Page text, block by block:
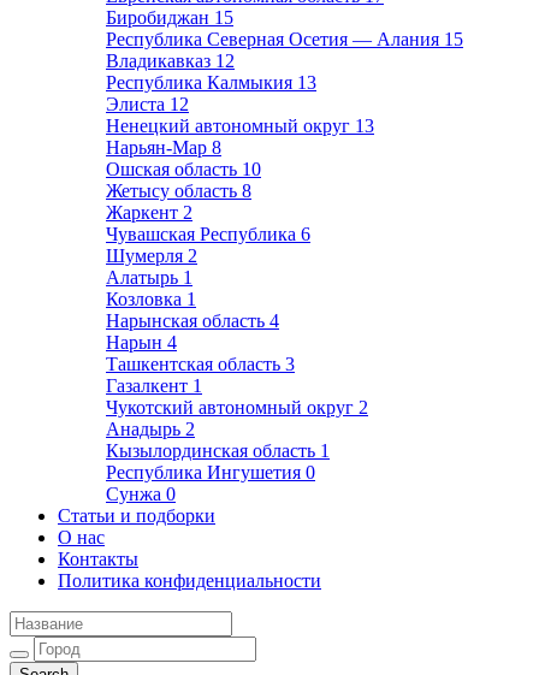
Биробиджан 15
Республика Северная Осетия — Алания 15
Владикавказ 12
Республика Калмыкия 13
Элиста 12
Ненецкий автономный округ 13
Нарьян-Мар 8
Ошская область 10
Жетысу область 8
Жаркент 2
Чувашская Республика 6
Шумерля 2
Алатырь 1
Козловка 1
Нарынская область 4
Нарын 4
Ташкентская область 3
Газалкент 1
Чукотский автономный округ 2
Анадырь 2
Кызылординская область 1
Республика Ингушетия 0
Сунжа 0
Статьи и подборки
О нас
Контакты
Политика конфиденциальности